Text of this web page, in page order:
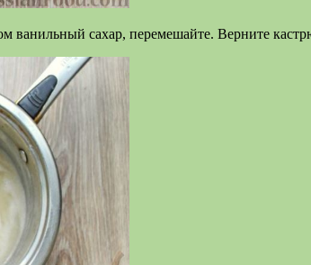
ванильный сахар, перемешайте. Верните